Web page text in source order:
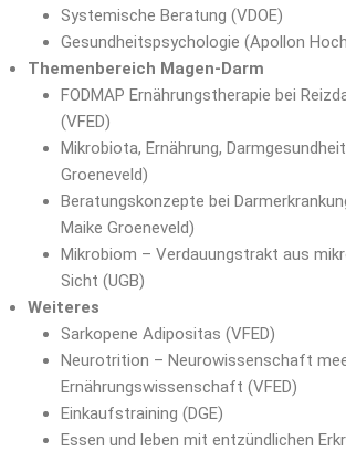
Systemische Beratung (VDOE)
Gesundheitspsychologie (Apollon
Themenbereich Magen-Darm
FODMAP Ernährungstherapie bei
(VFED)
Mikrobiota, Ernährung, Darmgesundheit
Groeneveld)
Beratungskonzepte bei
Maike Groeneveld)
Mikrobiom – Verdauungstrakt aus
Sicht (UGB)
Weiteres
Sarkopene Adipositas (VFED)
Neurotrition – Neurowissenschaft
Ernährungswissenschaft (VFED)
Einkaufstraining (DGE)
Essen und leben mit entzündlichen